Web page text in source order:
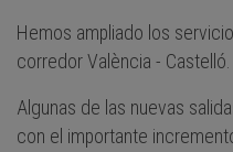
Hemos ampliado los
corredor València - Castelló.
Algunas de las nuevas
con el importante